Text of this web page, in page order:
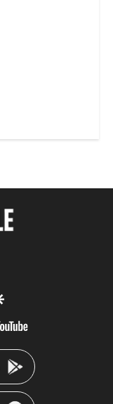
google
youtube-